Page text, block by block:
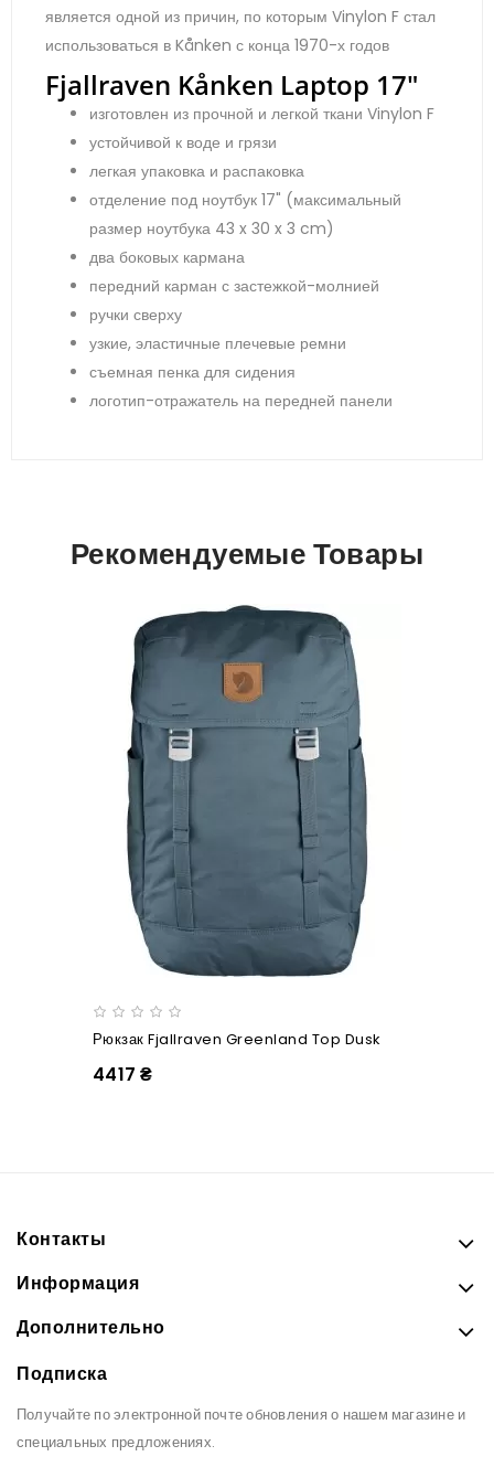
является одной из причин, по которым Vinylon F стал
использоваться в Kånken с конца 1970-х годов
Fjallraven Kånken Laptop 17"
изготовлен ​​из прочной и легкой ткани Vinylon F
устойчивой к воде и грязи
легкая упаковка и распаковка
отделение под ноутбук 17" (максимальный
размер ноутбука 43 x 30 x 3 cm)
два боковых кармана
передний карман с застежкой-молнией
ручки сверху
узкие, эластичные плечевые ремни
съемная пенка для сидения
логотип-отражатель на передней панели
Рекомендуемые Товары
Рюкзак Fjallraven Greenland Top Dusk
4417 ₴
Контакты
Информация
Дополнительно
Подписка
Получайте по электронной почте обновления о нашем магазине и
специальных предложениях.